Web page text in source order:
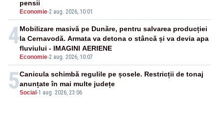
Economie-2 aug. 2026, 10:01
pensii
4
Economie-2 aug. 2026, 10:07
Mobilizare masivă pe Dunăre, pentru salvarea producției
la Cernavodă. Armata va detona o stâncă și va devia apa
fluviului - IMAGINI AERIENE
5Social -1 aug. 2026, 23:06
Canicula schimbă regulile pe șosele. Restricții de tonaj
anunțate în mai multe județe